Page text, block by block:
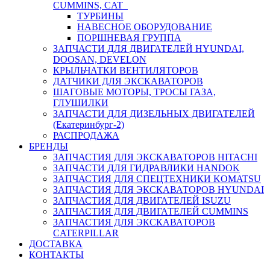
CUMMINS, CAT
ТУРБИНЫ
НАВЕСНОЕ ОБОРУДОВАНИЕ
ПОРШНЕВАЯ ГРУППА
ЗАПЧАСТИ ДЛЯ ДВИГАТЕЛЕЙ HYUNDAI,
DOOSAN, DEVELON
КРЫЛЬЧАТКИ ВЕНТИЛЯТОРОВ
ДАТЧИКИ ДЛЯ ЭКСКАВАТОРОВ
ШАГОВЫЕ МОТОРЫ, ТРОСЫ ГАЗА,
ГЛУШИЛКИ
ЗАПЧАСТИ ДЛЯ ДИЗЕЛЬНЫХ ДВИГАТЕЛЕЙ
(Екатеринбург-2)
РАСПРОДАЖА
БРЕНДЫ
ЗАПЧАСТИЯ ДЛЯ ЭКСКАВАТОРОВ HITACHI
ЗАПЧАСТИ ДЛЯ ГИДРАВЛИКИ HANDOK
ЗАПЧАСТИЯ ДЛЯ СПЕЦТЕХНИКИ KOMATSU
ЗАПЧАСТИЯ ДЛЯ ЭКСКАВАТОРОВ HYUNDAI
ЗАПЧАСТИЯ ДЛЯ ДВИГАТЕЛЕЙ ISUZU
ЗАПЧАСТИЯ ДЛЯ ДВИГАТЕЛЕЙ CUMMINS
ЗАПЧАСТИЯ ДЛЯ ЭКСКАВАТОРОВ
CATERPILLAR
ДОСТАВКА
КОНТАКТЫ